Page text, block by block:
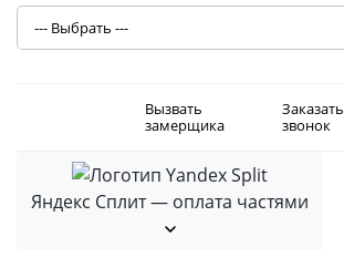
Вызвать
замерщика
Заказать
звонок
Яндекс Сплит — оплата частями